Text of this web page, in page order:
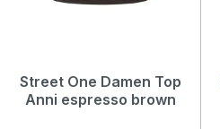
Street One Damen Top
Anni espresso brown